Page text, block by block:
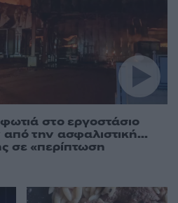
στο εργοστάσιο
από την ασφαλιστική...
σε «περίπτωση